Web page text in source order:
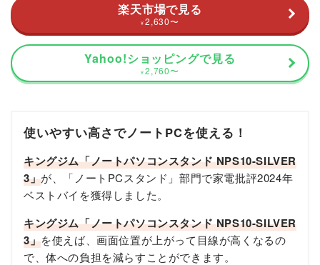
楽天市場で見る
¥ 2,630〜
Yahoo!ショッピングで見る
¥ 2,760〜
使いやすい高さでノートPCを使える！
キングジム「ノートパソコンスタンド NPS10-SILVER
3」が、「ノートPCスタンド」部門で家電批評2024年
ベストバイを獲得しました。
キングジム「ノートパソコンスタンド NPS10-SILVER
3」を使えば、画面位置が上がって目線が高くなるの
で、体への負担を減らすことができます。